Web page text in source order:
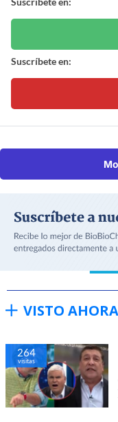
Suscríbete en:
VISTO AHORA
264
visitas